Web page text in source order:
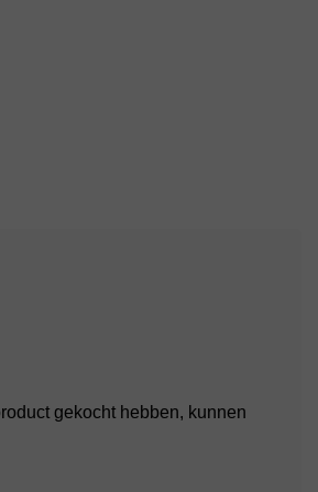
gekocht hebben, kunnen